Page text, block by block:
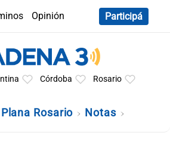
Opinión
Participá
Córdoba Rosario
Rosario Notas